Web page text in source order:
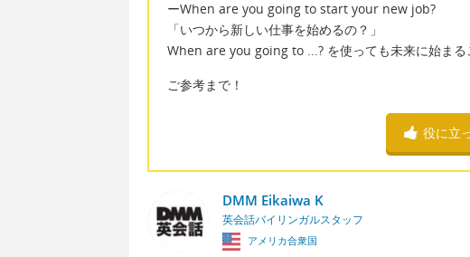
ーWhen are you going to start your new job?
「いつから新しい仕事を始めるの？」
When are you going to ...? を使っても未来に始まる
ご参考まで！
役に立
DMM Eikaiwa K
英会話バイリンガルスタッフ
アメリカ合衆国